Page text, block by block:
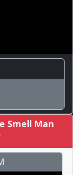
Smell Man